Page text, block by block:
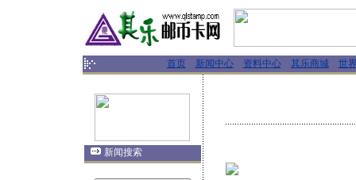
首页 新闻中心 资料中心 其乐商城 世
新闻搜索